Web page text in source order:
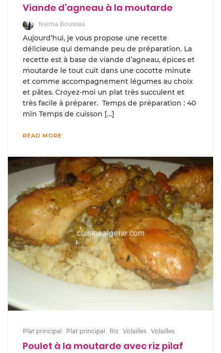
Viande d’agneau à la moutarde
Naima Boussaa
Aujourd’hui, je vous propose une recette
délicieuse qui demande peu de préparation. La
recette est à base de viande d’agneau, épices et
moutarde le tout cuit dans une cocotte minute
et comme accompagnement légumes au choix
et pâtes. Croyez-moi un plat très succulent et
très facile à préparer. Temps de préparation : 40
min Temps de cuisson […]
READ MORE
Plat principal Plat principal Riz Volailles Volailles
Poulet à la moutarde avec riz pilaf